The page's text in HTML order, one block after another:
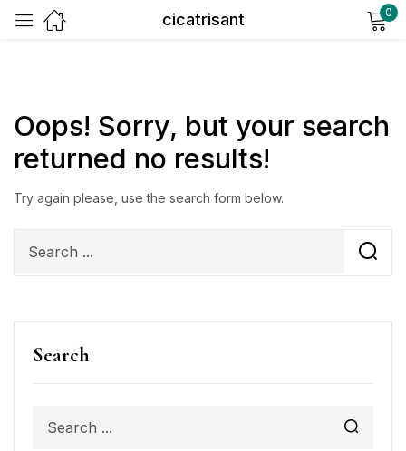
cicatrisant 0
Search
Oops! Sorry, but your search
returned no results!
Try again please, use the search form below.